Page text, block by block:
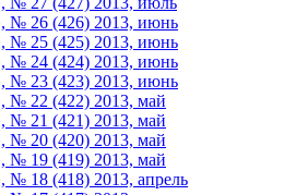
№ 26 (426) 2013, июнь
№ 25 (425) 2013, июнь
№ 24 (424) 2013, июнь
№ 23 (423) 2013, июнь
№ 22 (422) 2013, май
№ 21 (421) 2013, май
№ 20 (420) 2013, май
№ 19 (419) 2013, май
№ 18 (418) 2013, апрель